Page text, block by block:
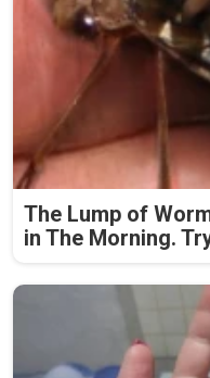
The Lump of
in The Morning.